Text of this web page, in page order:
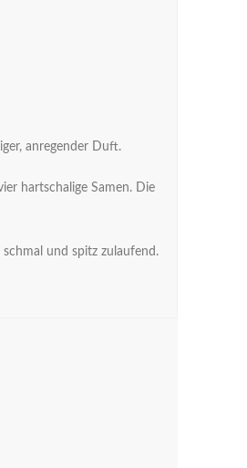
anregender Duft.
hartschalige Samen. Die
und spitz zulaufend.